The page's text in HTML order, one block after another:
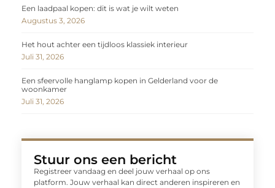
Een laadpaal kopen: dit is wat je wilt weten
Augustus 3, 2026
Het hout achter een tijdloos klassiek interieur
Juli 31, 2026
Een sfeervolle hanglamp kopen in Gelderland voor de
woonkamer
Juli 31, 2026
Stuur ons een bericht
Registreer vandaag en deel jouw verhaal op ons
platform. Jouw verhaal kan direct anderen inspireren en